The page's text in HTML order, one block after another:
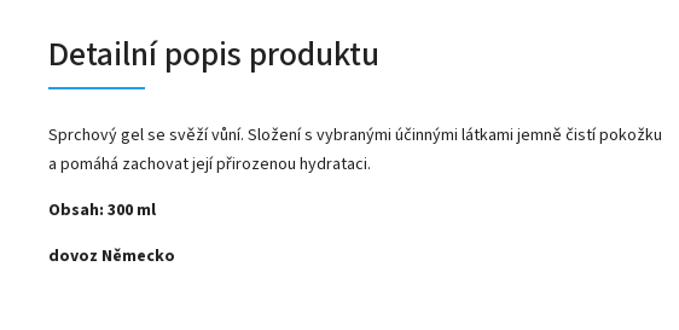
Detailní popis produktu
Sprchový gel se svěží vůní. Složení s vybranými účinnými látkami jemně čistí pokožku
a pomáhá zachovat její přirozenou hydrataci.
Obsah: 300 ml
dovoz Německo